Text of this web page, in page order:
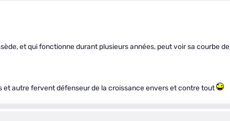
et qui fonctionne durant plusieurs années, peut voir sa courbe de
et autre fervent défenseur de la croissance envers et contre tout